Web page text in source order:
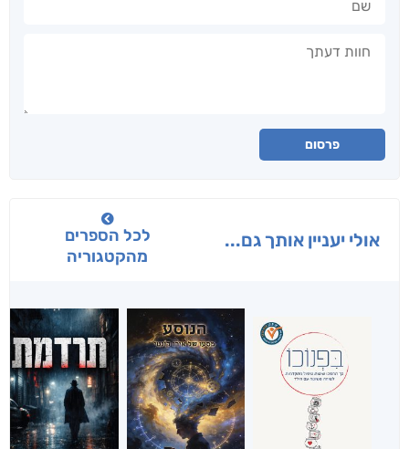
פרסום
אולי יעניין אותך גם...
לכל הספרים
מהקטגוריה